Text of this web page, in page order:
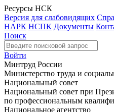
Ресурсы НСК
Версия для слабовидящих
НАРК НСПК Документы
Поиск
Войти
Минтруд России
Министерство труда и
Национальный совет
Национальный совет при
по профессиональным
Национальное агентство